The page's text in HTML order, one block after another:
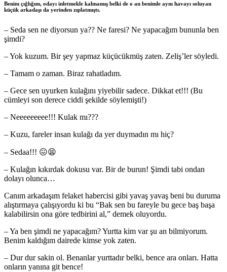
Benim çığlığım, odayı inletmekle kalmamış belki de o an benimle aynı havayı soluyan
küçük arkadaşı da yerinden zıplatmıştı.
– Seda sen ne diyorsun ya?? Ne faresi? Ne yapacağım bununla ben
şimdi?
– Yok kuzum. Bir şey yapmaz küçücükmüş zaten. Zeliş’ler söyledi.
– Tamam o zaman. Biraz rahatladım.
– Gece sen uyurken kulağını yiyebilir sadece. Dikkat et!!! (Bu
cümleyi son derece ciddi şekilde söylemişti!)
– Neeeeeeeee!!! Kulak mı???
– Kuzu, fareler insan kulağı da yer duymadın mı hiç?
– Sedaa!!! 😖😫
– Kulağın kıkırdak dokusu var. Bir de burun! Şimdi tabi ondan
dolayı olunca…
Canım arkadaşım felaket habercisi gibi yavaş yavaş beni bu duruma
alıştırmaya çalışıyordu ki bu “Bak sen bu fareyle bu gece baş başa
kalabilirsin ona göre tedbirini al,” demek oluyordu.
– Ya ben şimdi ne yapacağım? Yurtta kim var şu an bilmiyorum.
Benim kaldığım dairede kimse yok zaten.
– Dur dur sakin ol. Benanlar yurttadır belki, bence ara onları. Hatta
onların yanına git bence!